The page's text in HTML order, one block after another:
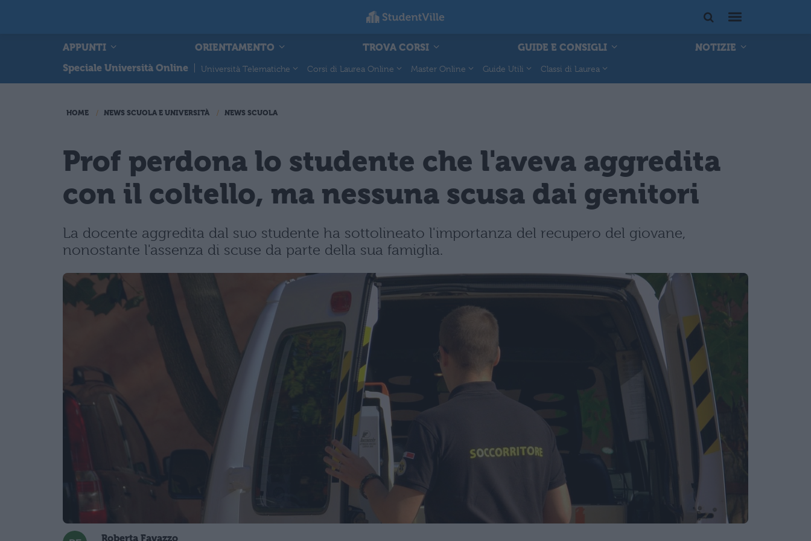
APPUNTI ORIENTAMENTO TROVA CORSI GUIDE E CONSIGLI
NOTIZIE
Speciale Università Online
Università Telematiche Corsi di Laurea Online Master Online Guide Utili Classi di Laurea
HOME NEWS SCUOLA E UNIVERSITÀ NEWS SCUOLA
Prof perdona lo studente che l'aveva aggredita
con il coltello, ma nessuna scusa dai genitori
La docente aggredita dal suo studente ha sottolineato l'importanza del recupero del giovane,
nonostante l'assenza di scuse da parte della sua famiglia.
Roberta Favazzo